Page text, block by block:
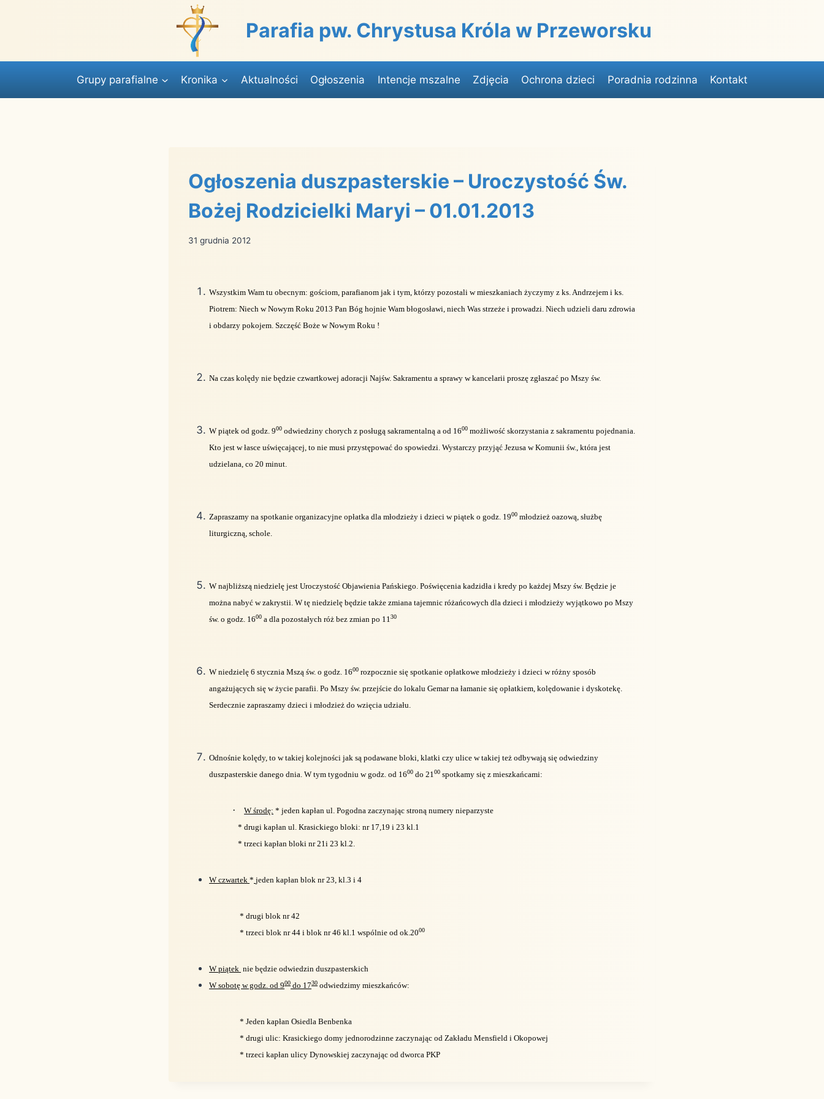
Parafia pw. Chrystusa Króla w Przeworsku
Grupy parafialne Kronika Aktualności Ogłoszenia Intencje mszalne Zdjęcia Ochrona dzieci Poradnia rodzinna Kontakt
Ogłoszenia duszpasterskie – Uroczystość Św.
Bożej Rodzicielki Maryi – 01.01.2013
31 grudnia 2012
Wszystkim Wam tu obecnym: gościom, parafianom jak i tym, którzy pozostali w mieszkaniach życzymy z ks. Andrzejem i ks.
Piotrem: Niech w Nowym Roku 2013 Pan Bóg hojnie Wam błogosławi, niech Was strzeże i prowadzi. Niech udzieli daru zdrowia
i obdarzy pokojem. Szczęść Boże w Nowym Roku !
Na czas kolędy nie będzie czwartkowej adoracji Najśw. Sakramentu a sprawy w kancelarii proszę zgłaszać po Mszy św.
W piątek od godz. 900 odwiedziny chorych z posługą sakramentalną a od 1600 możliwość skorzystania z sakramentu pojednania.
Kto jest w łasce uświęcającej, to nie musi przystępować do spowiedzi. Wystarczy przyjąć Jezusa w Komunii św., która jest
udzielana, co 20 minut.
Zapraszamy na spotkanie organizacyjne opłatka dla młodzieży i dzieci w piątek o godz. 1900 młodzież oazową, służbę
liturgiczną, schole.
W najbliższą niedzielę jest Uroczystość Objawienia Pańskiego. Poświęcenia kadzidła i kredy po każdej Mszy św. Będzie je
można nabyć w zakrystii. W tę niedzielę będzie także zmiana tajemnic różańcowych dla dzieci i młodzieży wyjątkowo po Mszy
św. o godz. 1600 a dla pozostałych róż bez zmian po 11 30
W niedzielę 6 stycznia Mszą św. o godz. 1600 rozpocznie się spotkanie opłatkowe młodzieży i dzieci w różny sposób
angażujących się w życie parafii. Po Mszy św. przejście do lokalu Gemar na łamanie się opłatkiem, kolędowanie i dyskotekę.
Serdecznie zapraszamy dzieci i młodzież do wzięcia udziału.
Odnośnie kolędy, to w takiej kolejności jak są podawane bloki, klatki czy ulice w takiej też odbywają się odwiedziny
duszpasterskie danego dnia. W tym tygodniu w godz. od 1600 do 21 00 spotkamy się z mieszkańcami:
· W środę: * jeden kapłan ul. Pogodna zaczynając stroną numery nieparzyste
* drugi kapłan ul. Krasickiego bloki: nr 17,19 i 23 kl.1
* trzeci kapłan bloki nr 21i 23 kl.2.
W czwartek * jeden kapłan blok nr 23, kl.3 i 4
* drugi blok nr 42
* trzeci blok nr 44 i blok nr 46 kl.1 wspólnie od ok.2000
W piątek nie będzie odwiedzin duszpasterskich
W sobotę w godz. od 900 do 1730 odwiedzimy mieszkańców:
* Jeden kapłan Osiedla Benbenka
* drugi ulic: Krasickiego domy jednorodzinne zaczynając od Zakładu Mensfield i Okopowej
* trzeci kapłan ulicy Dynowskiej zaczynając od dworca PKP